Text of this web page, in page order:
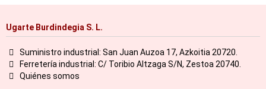
Ugarte Burdindegia S. L.
Suministro industrial: San Juan Auzoa 17, Azkoitia 20720.
Ferretería industrial: C/ Toribio Altzaga S/N, Zestoa 20740.
Quiénes somos